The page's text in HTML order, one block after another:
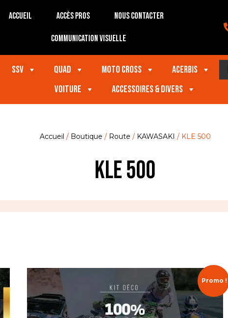
Accueil Accès Pros Nous contacter
Communication visuelle
SSV Quad Moto Cross Acerbis
VOITURE
Accessoires & divers
Accueil / Boutique / Route / KAWASAKI / KLE 500
KLE 500
Promo !